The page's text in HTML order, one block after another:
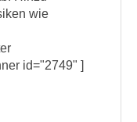
wie
id="2749" ]